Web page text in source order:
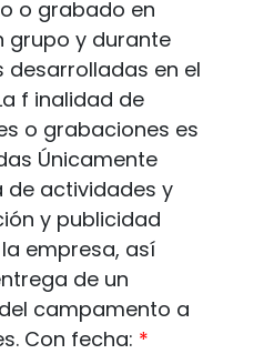
o grabado en
grupo y durante
desarrolladas en el
f inalidad de
o grabaciones es
Únicamente
actividades y
y publicidad
empresa, así
de un
campamento a
Con fecha: *